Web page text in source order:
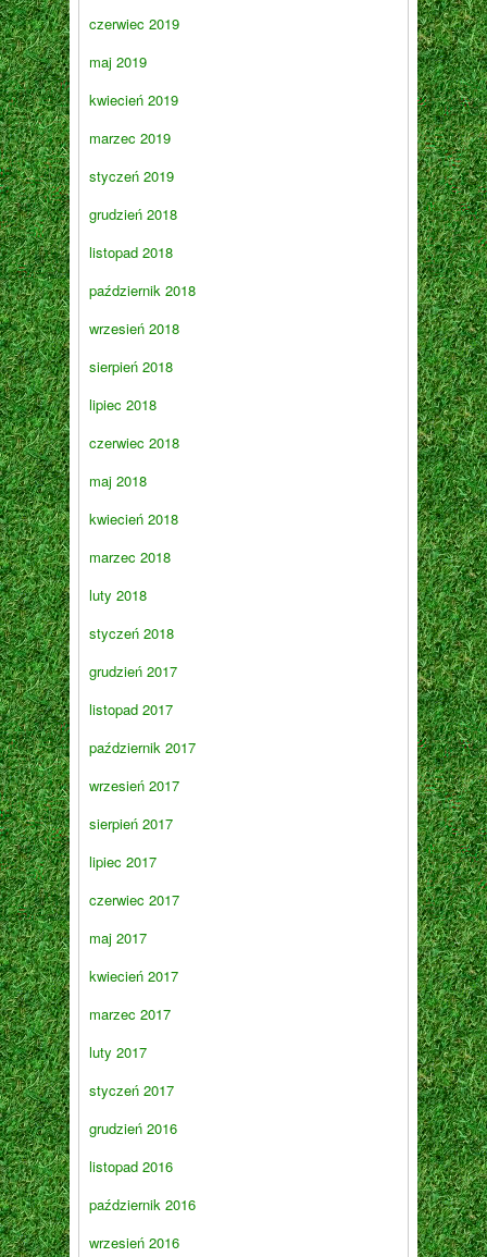
czerwiec 2019
maj 2019
kwiecień 2019
marzec 2019
styczeń 2019
grudzień 2018
listopad 2018
październik 2018
wrzesień 2018
sierpień 2018
lipiec 2018
czerwiec 2018
maj 2018
kwiecień 2018
marzec 2018
luty 2018
styczeń 2018
grudzień 2017
listopad 2017
październik 2017
wrzesień 2017
sierpień 2017
lipiec 2017
czerwiec 2017
maj 2017
kwiecień 2017
marzec 2017
luty 2017
styczeń 2017
grudzień 2016
listopad 2016
październik 2016
wrzesień 2016